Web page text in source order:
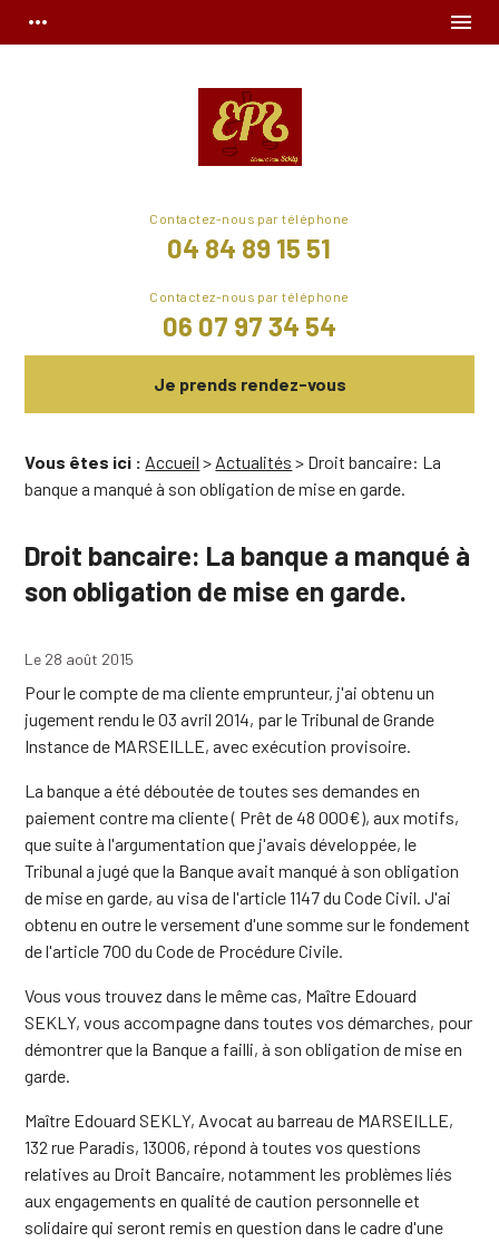
more_horiz menu
04 84 89 15 51
06 07 97 34 54
Je prends rendez-vous
Vous êtes ici : Accueil > Actualités > Droit bancaire: La
banque a manqué à son obligation de mise en garde.
Droit bancaire: La banque a manqué à
son obligation de mise en garde.
Le 28 août 2015
Pour le compte de ma cliente emprunteur, j'ai obtenu un
jugement rendu le 03 avril 2014, par le Tribunal de Grande
Instance de MARSEILLE, avec exécution provisoire.
La banque a été déboutée de toutes ses demandes en
paiement contre ma cliente ( Prêt de 48 000€), aux motifs,
que suite à l'argumentation que j'avais développée, le
Tribunal a jugé que la Banque avait manqué à son obligation
de mise en garde, au visa de l'article 1147 du Code Civil. J'ai
obtenu en outre le versement d'une somme sur le fondement
de l'article 700 du Code de Procédure Civile.
Vous vous trouvez dans le même cas, Maître Edouard
SEKLY, vous accompagne dans toutes vos démarches, pour
démontrer que la Banque a failli, à son obligation de mise en
garde.
Maître Edouard SEKLY, Avocat au barreau de MARSEILLE,
132 rue Paradis, 13006, répond à toutes vos questions
relatives au Droit Bancaire, notamment les problèmes liés
aux engagements en qualité de caution personnelle et
solidaire qui seront remis en question dans le cadre d'une